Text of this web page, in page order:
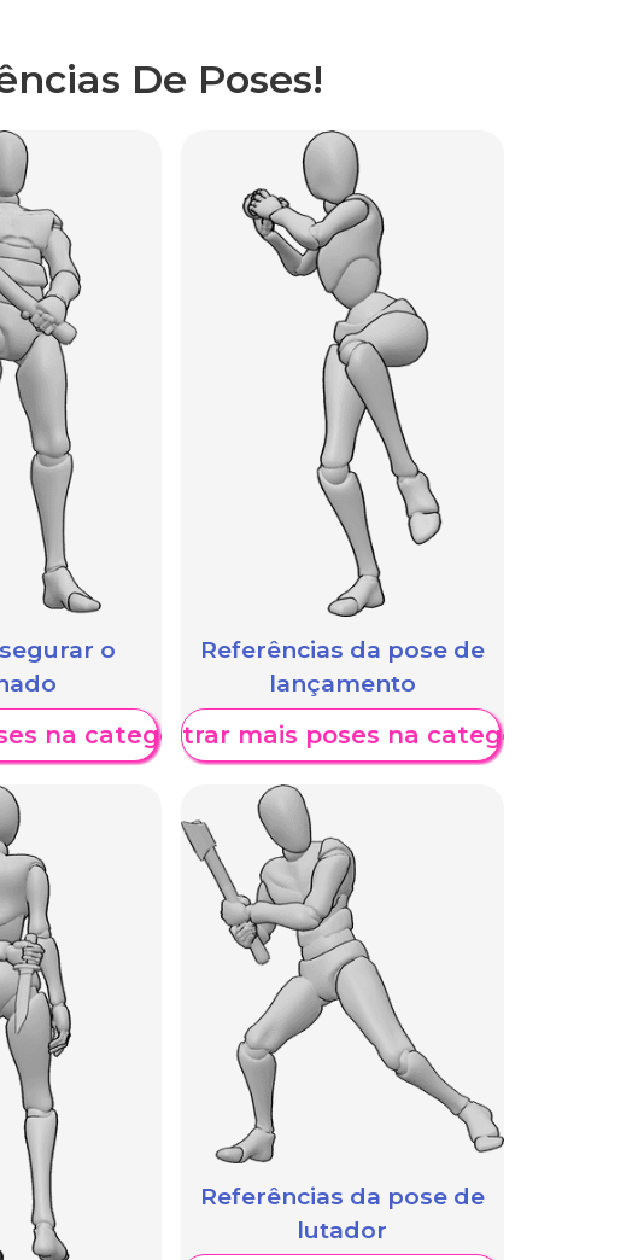
De Poses!
o
na categoria
Referências da pose de
lançamento
Mostrar mais poses na categoria
Referências da pose de
lutador